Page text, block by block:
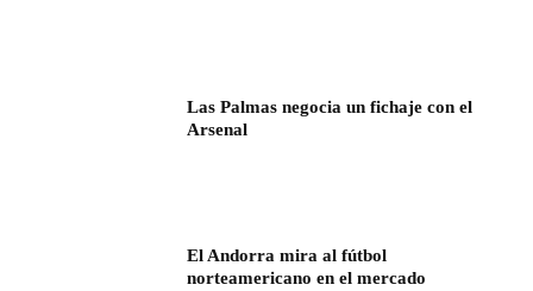
Las Palmas negocia un fichaje con el
Arsenal
El Andorra mira al fútbol
norteamericano en el mercado